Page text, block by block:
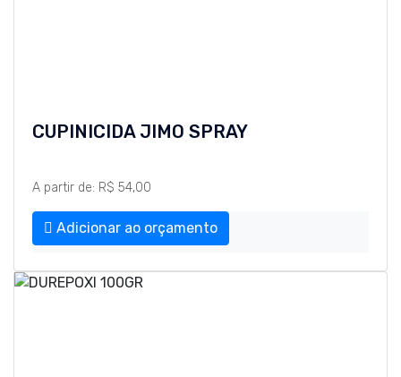
CUPINICIDA JIMO SPRAY
A partir de: R$ 54,00
Adicionar ao orçamento